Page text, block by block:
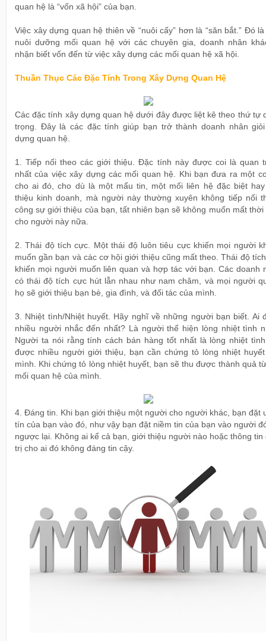
quan hệ là “vốn xã hội” của bạn.
Việc xây dựng quan hệ thiên về “nuôi cấy” hơn là “săn bắt.” Đó
nuôi dưỡng mối quan hệ với các chuyên gia, doanh nhân
nhận biết vốn đến từ việc xây dựng các mối quan hệ xã hội.
Thuần Thục Các Đặc Tính Trong Xây Dựng Quan Hệ
Các đặc tính xây dựng quan hệ dưới đây được liệt kê theo thứ tự
trọng. Đây là các đặc tính giúp bạn trở thành doanh nhân
dựng quan hệ.
1. Tiếp nối theo các giới thiệu. Đặc tính này được coi là quan
nhất của việc xây dựng các mối quan hệ. Khi bạn đưa ra một
cho ai đó, cho dù là một mẩu tin, một mối liên hệ đặc biệt
thiệu kinh doanh, mà người này thường xuyên không tiếp nối
công sự giới thiệu của bạn, tất nhiên bạn sẽ không muốn mất thời
cho người này nữa.
2. Thái độ tích cực. Một thái độ luôn tiêu cực khiến mọi người
muốn gần bạn và các cơ hội giới thiệu cũng mất theo. Thái độ
khiến mọi người muốn liên quan và hợp tác với bạn. Các doanh
có thái độ tích cực hút lẫn nhau như nam châm, và mọi người
họ sẽ giới thiệu bạn bè, gia đình, và đối tác của mình.
3. Nhiệt tình/Nhiệt huyết. Hãy nghĩ về những người bạn biết. Ai
nhiều người nhắc đến nhất? Là người thể hiện lòng nhiệt tình
Người ta nói rằng tính cách bán hàng tốt nhất là lòng nhiệt
được nhiều người giới thiệu, bạn cần chứng tỏ lòng nhiệt
mình. Khi chứng tỏ lòng nhiệt huyết, bạn sẽ thu được thành quả
mối quan hệ của mình.
4. Đáng tin. Khi bạn giới thiệu một người cho người khác, bạn đặt
tín của bạn vào đó, như vậy bạn đặt niềm tin của bạn vào người
ngược lại. Không ai kể cả bạn, giới thiệu người nào hoặc thông tin
trị cho ai đó không đáng tin cậy.